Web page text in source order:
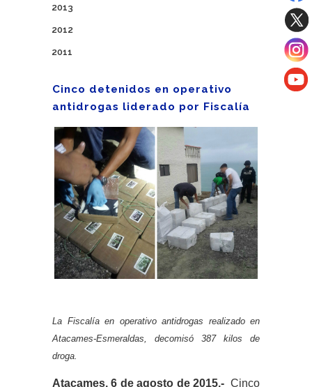
2013
2012
2011
Cinco detenidos en operativo
antidrogas liderado por Fiscalía
La Fiscalía en operativo antidrogas realizado en
Atacames-Esmeraldas, decomisó 387 kilos de
droga.
Atacames, 6 de agosto de 2015.- Cinco